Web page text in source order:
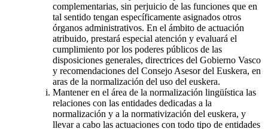
complementarias, sin perjuicio de las funciones que en
tal sentido tengan específicamente asignados otros
órganos administrativos. En el ámbito de actuación
atribuido, prestará especial atención y evaluará el
cumplimiento por los poderes públicos de las
disposiciones generales, directrices del Gobierno Vasco
y recomendaciones del Consejo Asesor del Euskera, en
aras de la normalización del uso del euskera.
Mantener en el área de la normalización lingüística las
relaciones con las entidades dedicadas a la
normalización y a la normativización del euskera, y
llevar a cabo las actuaciones con todo tipo de entidades